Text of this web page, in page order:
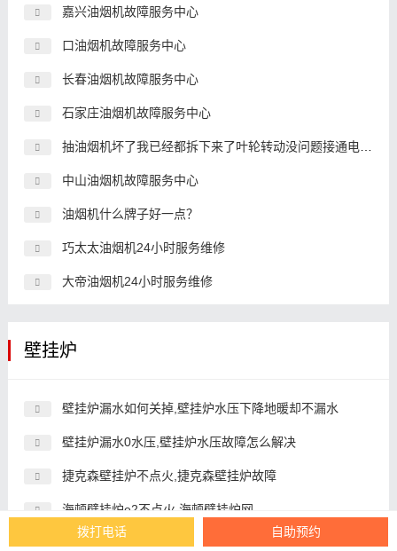
嘉兴油烟机故障服务中心
口油烟机故障服务中心
长春油烟机故障服务中心
石家庄油烟机故障服务中心
抽油烟机坏了我已经都拆下来了叶轮转动没问题接通电源有嗡嗡
中山油烟机故障服务中心
油烟机什么牌子好一点？
巧太太油烟机24小时服务维修
大帝油烟机24小时服务维修
壁挂炉
壁挂炉漏水如何关掉,壁挂炉水压下降地暖却不漏水
壁挂炉漏水0水压,壁挂炉水压故障怎么解决
捷克森壁挂炉不点火,捷克森壁挂炉故障
海顿壁挂炉e2不点火,海顿壁挂炉网
拨打电话 自助预约